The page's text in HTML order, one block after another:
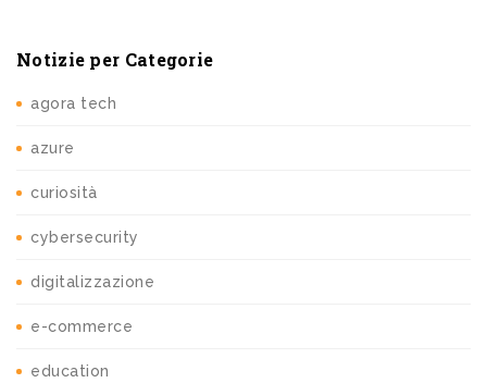
Notizie per Categorie
agora tech
azure
curiosità
cybersecurity
digitalizzazione
e-commerce
education